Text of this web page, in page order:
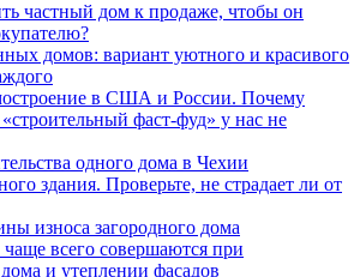
частный дом к продаже, чтобы он
домов: вариант уютного и красивого
в США и России. Почему
фаст-фуд» у нас не
одного дома в Чехии
здания. Проверьте, не страдает ли от
износа загородного дома
всего совершаются при
дома и утеплении фасадов